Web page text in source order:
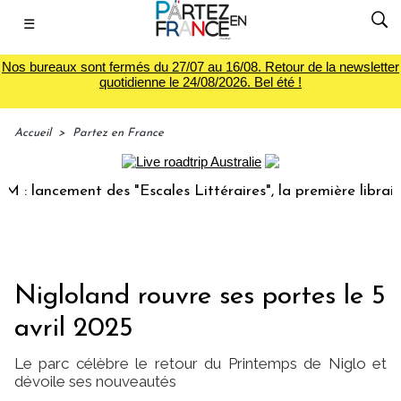
☰
Nos bureaux sont fermés du 27/07 au 16/08. Retour de la newsletter
quotidienne le 24/08/2026. Bel été !
Accueil > Partez en France
des "Escales Littéraires", la première librairie du
Nigloland rouvre ses portes le 5
avril 2025
Le parc célèbre le retour du Printemps de Niglo et
dévoile ses nouveautés